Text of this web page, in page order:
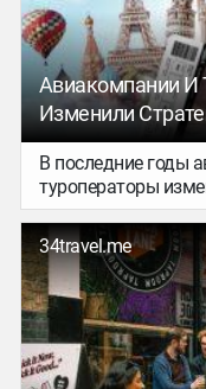
Авиакомпании И
Изменили
Бронирование
В последние годы
туроператоры
стратегию. Теперь
не всегда
случаях билеты и
к дате вылета.
34travel.me